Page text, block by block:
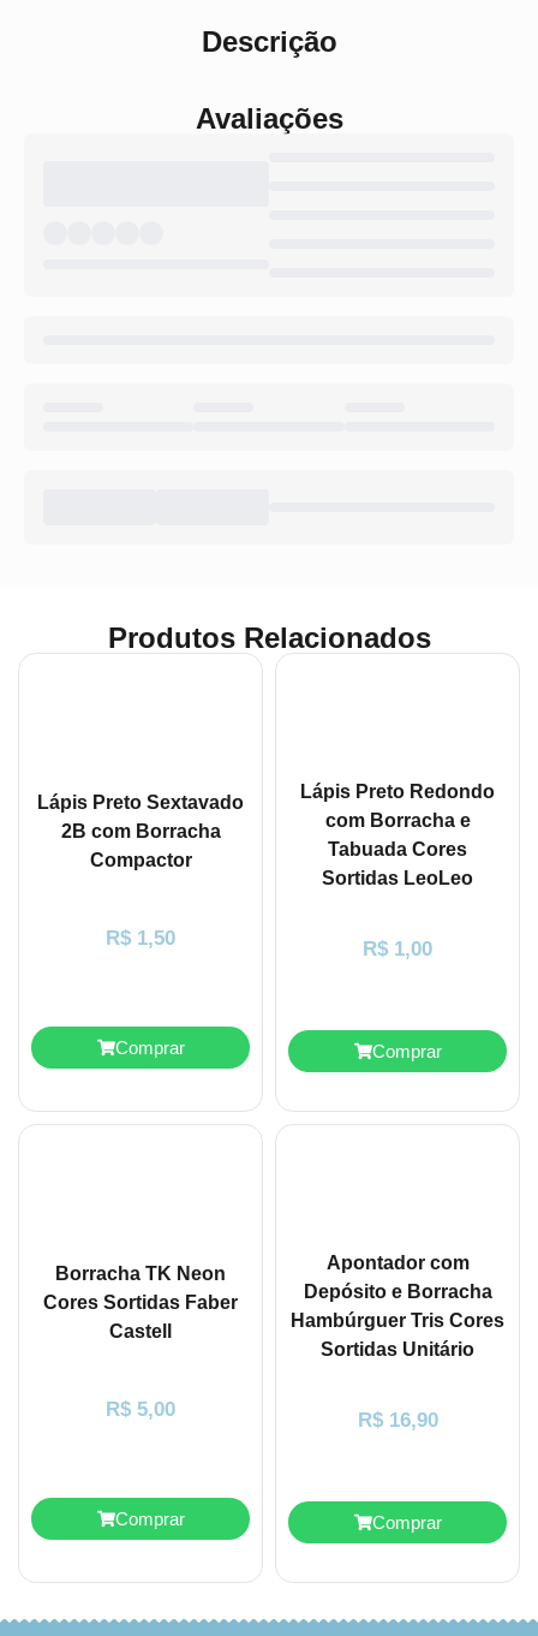
Descrição
Avaliações
Produtos Relacionados
Lápis Preto Sextavado
2B com Borracha
Compactor
R$ 1,50
Comprar
Lápis Preto Redondo
com Borracha e
Tabuada Cores
Sortidas LeoLeo
R$ 1,00
Comprar
Borracha TK Neon
Cores Sortidas Faber
Castell
R$ 5,00
Comprar
Apontador com
Depósito e Borracha
Hambúrguer Tris Cores
Sortidas Unitário
R$16,90
Comprar